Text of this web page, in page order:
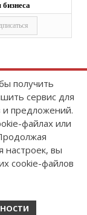
СМИ:
2023 г
получить
сервис для
и предложений.
файлах или
настроек, вы
cookie-файлов